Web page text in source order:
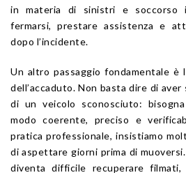
in materia di sinistri e soccorso
fermarsi, prestare assistenza e
dopo l’incidente.
Un altro passaggio fondamentale è
dell’accaduto. Non basta dire di
di un veicolo sconosciuto:
modo coerente, preciso e
pratica professionale, insistiamo
di aspettare giorni prima di
diventa difficile recuperare filmati,